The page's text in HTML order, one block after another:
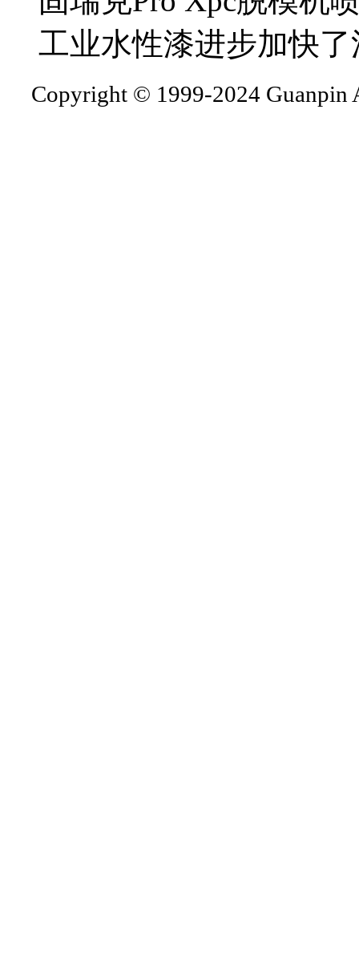
工业水性漆进步加快
Copyright © 1999-2024 Guanpin